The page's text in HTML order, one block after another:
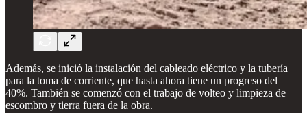
Además, se inició la instalación del cableado eléctrico y la tubería
para la toma de corriente, que hasta ahora tiene un progreso del
40%. También se comenzó con el trabajo de volteo y limpieza de
escombro y tierra fuera de la obra.